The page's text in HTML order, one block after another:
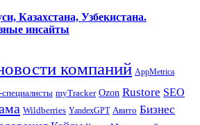
Казахстана, Узбекистана.
инсайты
компаний AppMetrica
специалисты myTracker Ozon Rustore SEO
Wildberries YandexGPT Авито Бизнес